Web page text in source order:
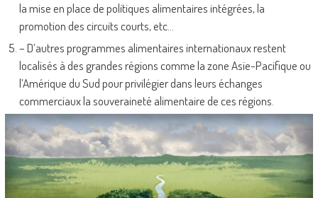
la mise en place de politiques alimentaires intégrées, la
promotion des circuits courts, etc…
– D’autres programmes alimentaires internationaux restent
localisés à des grandes régions comme la zone Asie-Pacifique ou
l’Amérique du Sud pour privilégier dans leurs échanges
commerciaux la souveraineté alimentaire de ces régions.